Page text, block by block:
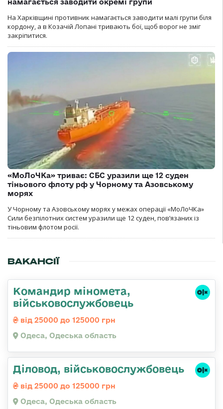
намагається заводити окремі групи
На Харківщині противник намагається заводити малі групи біля
кордону, а в Козачій Лопані тривають бої, щоб ворог не зміг
закріпитися.
«МоЛоЧКа» триває: СБС уразили ще 12 суден
тіньового флоту рф у Чорному та Азовському
морях
У Чорному та Азовському морях у межах операції «МоЛоЧКа»
Сили безпілотних систем уразили ще 12 суден, пов’язаних із
тіньовим флотом росії.
ВАКАНСІЇ
Командиp міномета,
військовослужбовець
від 25000 до 125000 грн
Одеса, Одеська область
Діловод, військовослужбовець
від 25000 до 125000 грн
Одеса, Одеська область